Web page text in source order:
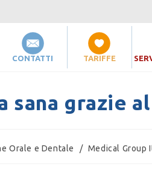
CONTATTI TARIFFE
sana grazie
Orale e Dentale / Medical Group